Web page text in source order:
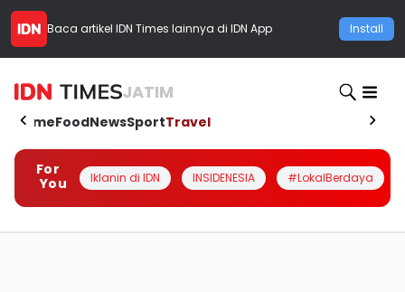
Baca artikel IDN Times lainnya di IDN App Install
JATIM
HomeFoodNewsSportTravel
For
You
Iklanin di IDN INSIDENESIA #LokalBerdaya